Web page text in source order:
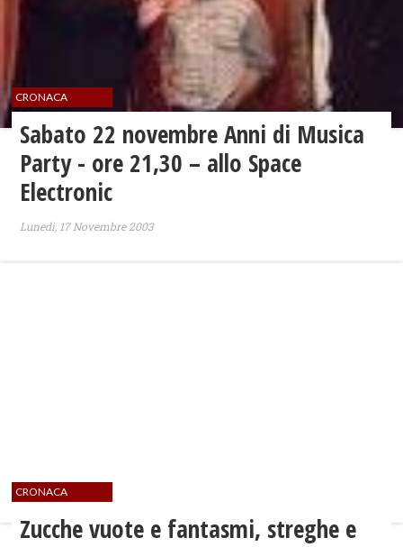
CRONACA
Sabato 22 novembre Anni di Musica
Party - ore 21,30 – allo Space
Electronic
Lunedì, 17 Novembre 2003
CRONACA
Zucche vuote e fantasmi, streghe e